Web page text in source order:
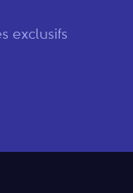
exclusifs